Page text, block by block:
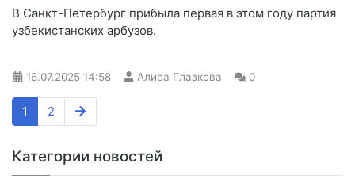
В Санкт-Петербург прибыла первая в этом году партия
узбекистанских арбузов.
16.07.2025 14:58 Алиса Глазкова 0
1 2
Категории новостей